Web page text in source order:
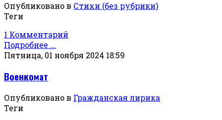
Опубликовано в Стихи (без рубрики)
Теги
1 Комментарий
Подробнее ...
Пятница, 01 ноября 2024 18:59
Военкомат
Опубликовано в Гражданская лирика
Теги